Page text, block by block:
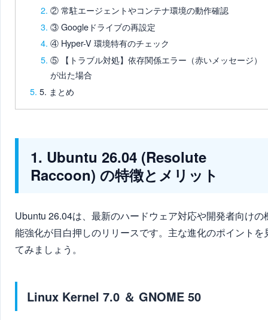
② 常駐エージェントやコンテナ環境の動作確認
③ Googleドライブの再設定
④ Hyper-V 環境特有のチェック
⑤ 【トラブル対処】依存関係エラー（赤いメッセージ）
が出た場合
5. まとめ
1. Ubuntu 26.04 (Resolute
Raccoon) の特徴とメリット
Ubuntu 26.04は、最新のハードウェア対応や開発者向けの
能強化が目白押しのリリースです。主な進化のポイントを
てみましょう。
Linux Kernel 7.0 ＆ GNOME 50